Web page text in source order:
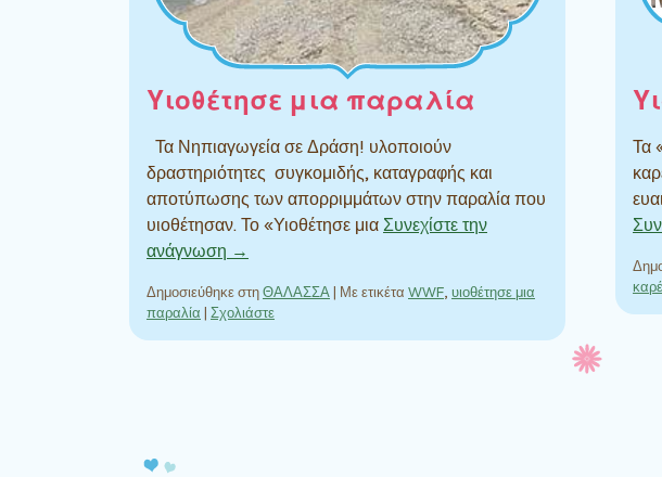
Υιοθέτησε μια παραλία
Τα Νηπιαγωγεία σε Δράση! υλοποιούν
δραστηριότητες συγκομιδής, καταγραφής και
αποτύπωσης των απορριμμάτων στην παραλία που
υιοθέτησαν. Το «Υιοθέτησε μιαΣυνεχίστε την
ανάγνωση →
Δημοσιεύθηκε στηΘΑΛΑΣΣΑ| Με ετικέτα WWF, υιοθέτησε μια
παραλία | Σχολιάστε
Τα